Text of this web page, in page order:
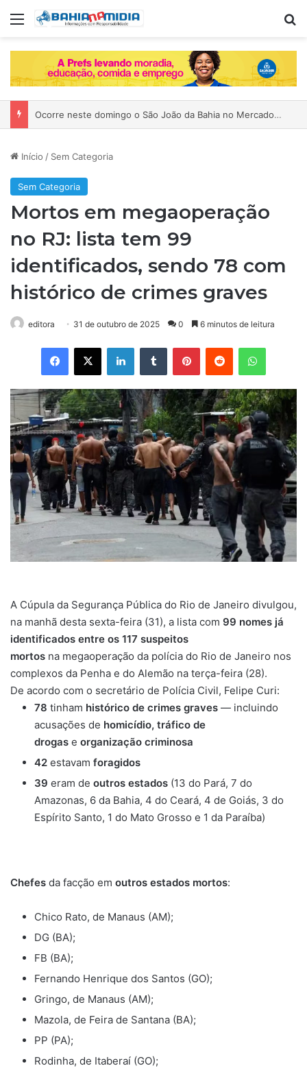
Menu
Ocorre neste domingo o São João da Bahia no Mercado de Paripe
Início / Sem Categoria
Sem Categoria
Mortos em megaoperação
no RJ: lista tem 99
identificados, sendo 78 com
histórico de crimes graves
editora 31 de outubro de 2025 0 6 minutos de leitura
A Cúpula da Segurança Pública do Rio de Janeiro divulgou,
na manhã desta sexta-feira (31), a lista com 99 nomes já
identificados entre os 117 suspeitos
mortos na megaoperação da polícia do Rio de Janeiro nos
complexos da Penha e do Alemão na terça-feira (28).
De acordo com o secretário de Polícia Civil, Felipe Curi:
78 tinham histórico de crimes graves — incluindo
acusações de homicídio, tráfico de
drogas e organização criminosa
42 estavam foragidos
39 eram de outros estados (13 do Pará, 7 do
Amazonas, 6 da Bahia, 4 do Ceará, 4 de Goiás, 3 do
Espírito Santo, 1 do Mato Grosso e 1 da Paraíba)
Chefes da facção em outros estados mortos:
Chico Rato, de Manaus (AM);
DG (BA);
FB (BA);
Fernando Henrique dos Santos (GO);
Gringo, de Manaus (AM);
Mazola, de Feira de Santana (BA);
PP (PA);
Rodinha, de Itaberaí (GO);